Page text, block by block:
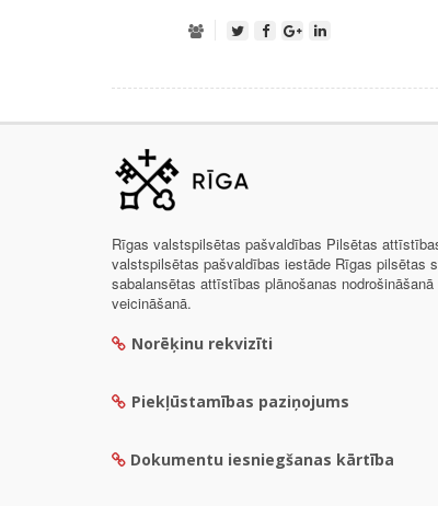
Rīgas valstspilsētas pašvaldības Pilsētas
valstspilsētas pašvaldības iestāde Rīgas pilsētas
sabalansētas attīstības plānošanas
veicināšanā.
Norēķinu rekvizīti
Piekļūstamības paziņojums
Dokumentu iesniegšanas kārtība